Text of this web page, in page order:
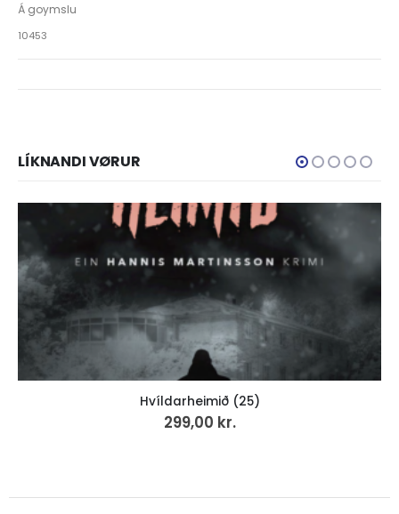
Á goymslu
10453
LÍKNANDI VØRUR
Hvíldarheimið (25)
299,00 kr.